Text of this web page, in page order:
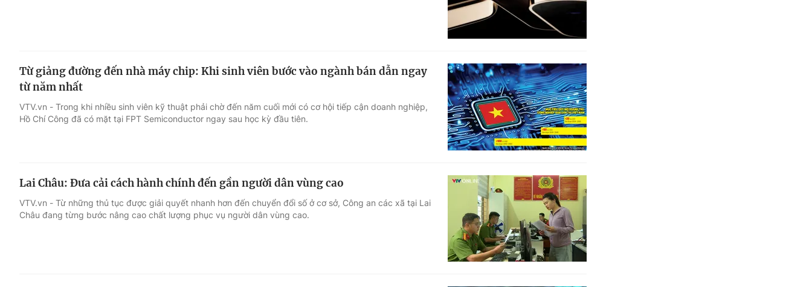
Từ giảng đường đến nhà máy chip: Khi sinh viên bước vào ngành bán dẫn ngay
từ năm nhất
VTV.vn - Trong khi nhiều sinh viên kỹ thuật phải chờ đến năm cuối mới có cơ hội tiếp cận doanh nghiệp,
Hồ Chí Công đã có mặt tại FPT Semiconductor ngay sau học kỳ đầu tiên.
Lai Châu: Đưa cải cách hành chính đến gần người dân vùng cao
VTV.vn - Từ những thủ tục được giải quyết nhanh hơn đến chuyển đổi số ở cơ sở, Công an các xã tại Lai
Châu đang từng bước nâng cao chất lượng phục vụ người dân vùng cao.